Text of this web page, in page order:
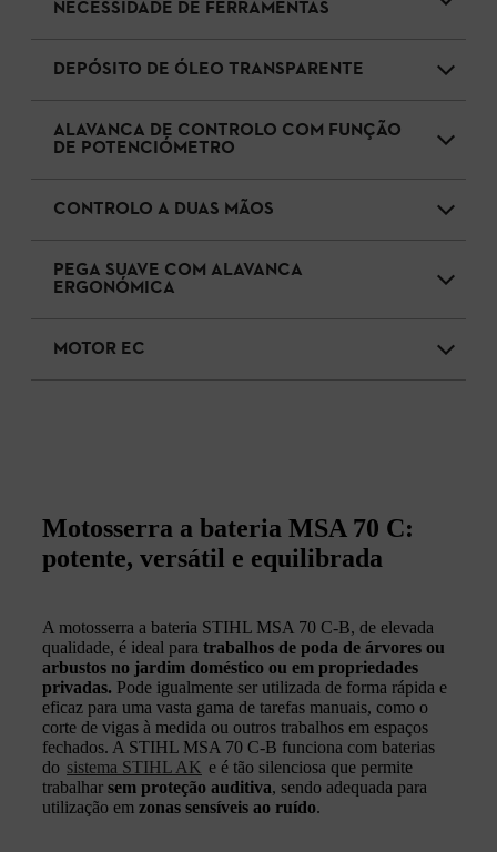
NECESSIDADE DE FERRAMENTAS
DEPÓSITO DE ÓLEO TRANSPARENTE
ALAVANCA DE CONTROLO COM FUNÇÃO
DE POTENCIÓMETRO
CONTROLO A DUAS MÃOS
PEGA SUAVE COM ALAVANCA
ERGONÓMICA
MOTOR EC
Motosserra a bateria MSA 70 C:
potente, versátil e equilibrada
A motosserra a bateria STIHL MSA 70 C‑B, de elevada
qualidade, é ideal para trabalhos de poda de árvores ou
arbustos no jardim doméstico ou em propriedades
privadas. Pode igualmente ser utilizada de forma rápida e
eficaz para uma vasta gama de tarefas manuais, como o
corte de vigas à medida ou outros trabalhos em espaços
fechados. A STIHL MSA 70 C‑B funciona com baterias
do sistema STIHL AK e é tão silenciosa que permite
trabalhar sem proteção auditiva, sendo adequada para
utilização em zonas sensíveis ao ruído.